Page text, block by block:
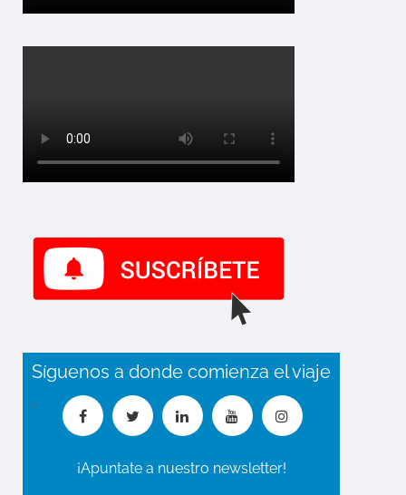
Síguenos a donde comienza el viaje
¡Apuntate a nuestro newsletter!